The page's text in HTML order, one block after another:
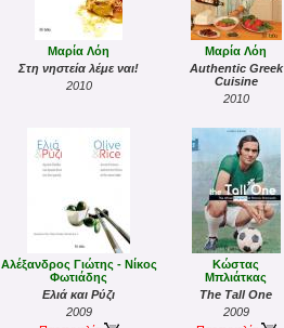
Μαρία Λόη
Στη νηστεία λέμε ναι!
2010
Μαρία Λόη
Authentic Greek
Cuisine
2010
Αλέξανδρος Γιώτης - Νίκος
Φωτιάδης
Ελιά και Ρύζι
2009
Κώστας
Μπλιάτκας
The Tall One
2009